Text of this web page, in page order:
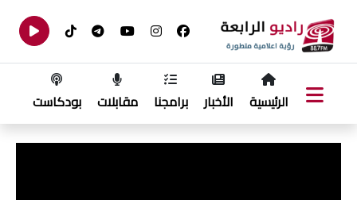
الرئيسية الأخبار برامجنا مقابلات بودكاست